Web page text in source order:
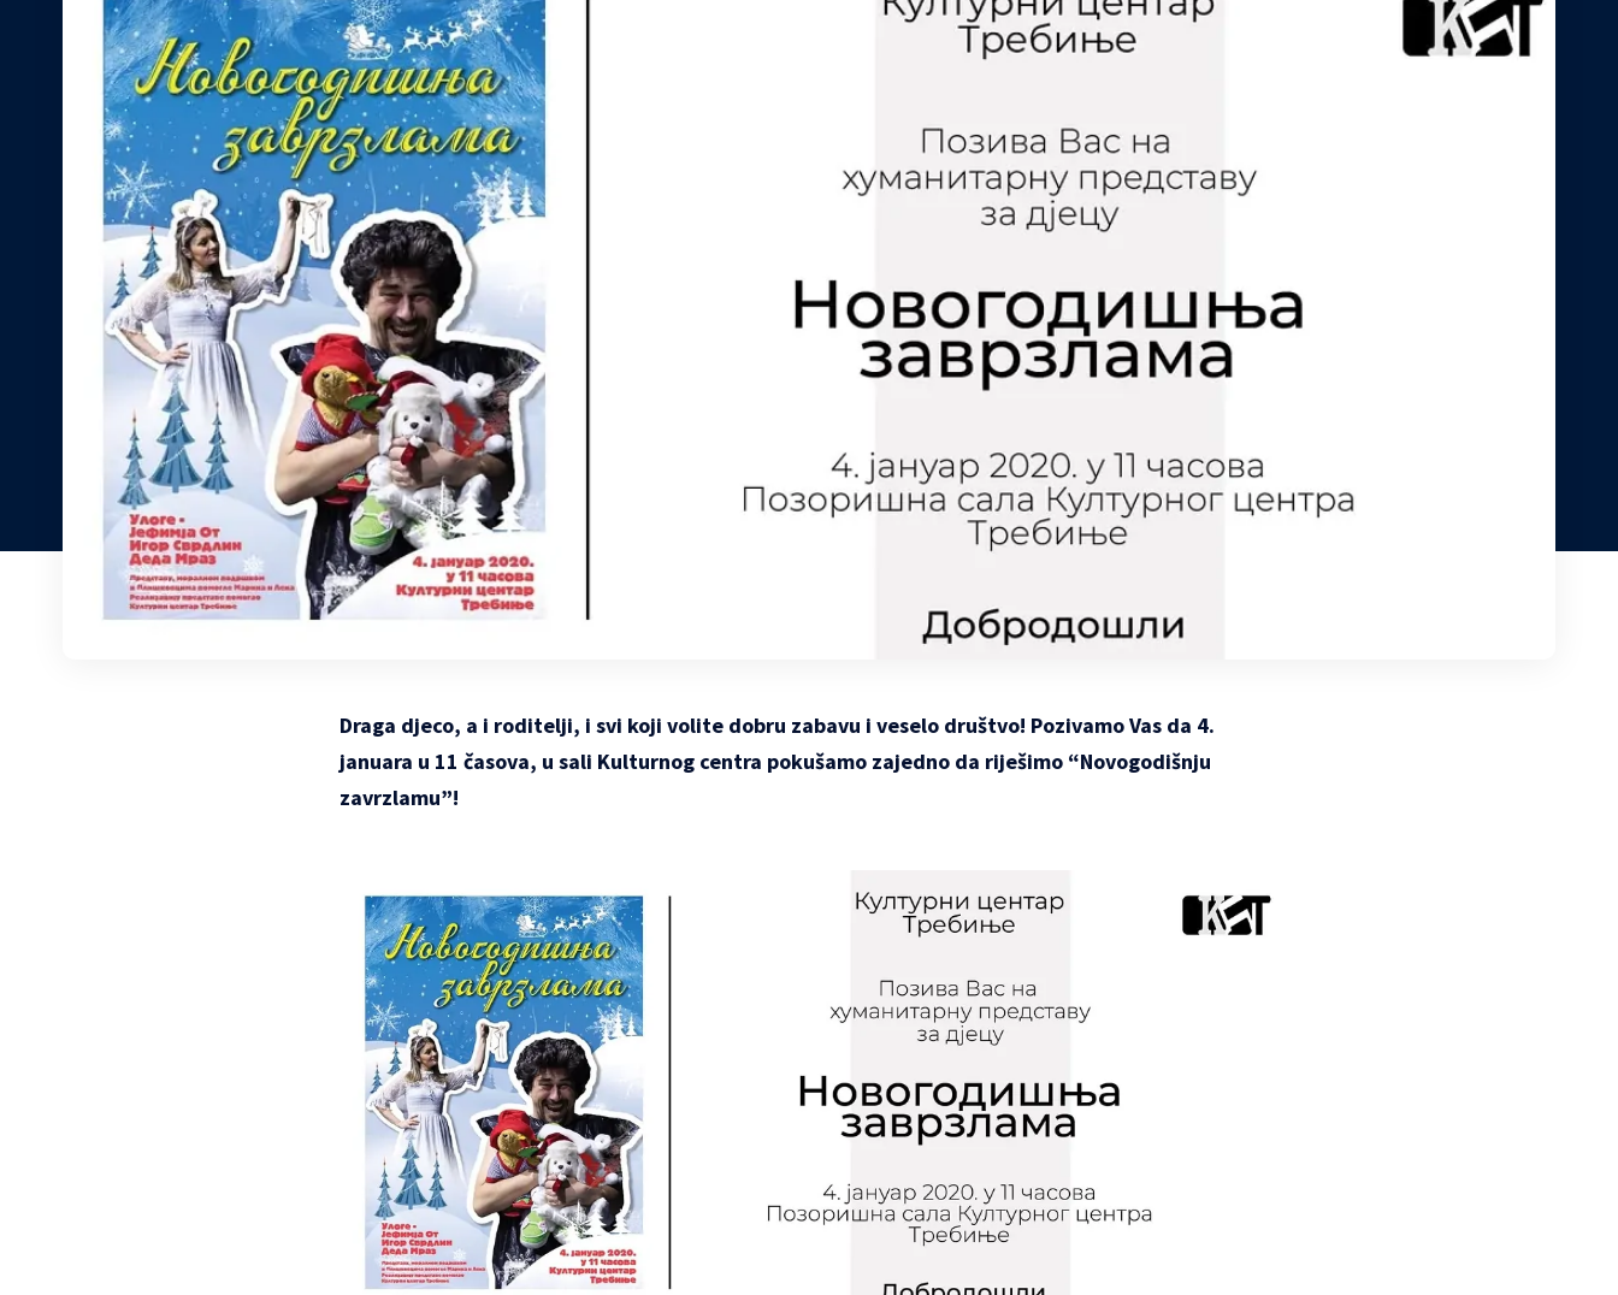
Draga djeco, a i roditelji, i svi koji volite dobru zabavu i veselo društvo! Pozivamo Vas da 4.
januara u 11 časova, u sali Kulturnog centra pokušamo zajedno da riješimo “Novogodišnju
zavrzlamu”!